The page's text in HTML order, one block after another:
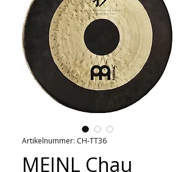
Artikelnummer: CH-TT36
MEINL Chau